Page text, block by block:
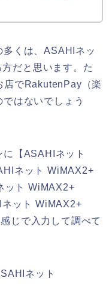
くは、ASAHIネッ
だと思います。た
店でRakutenPay（楽
はないでしょう
【ASAHIネット
ネット WiMAX2+
ト WiMAX2+
ット WiMAX2+
じで入力して調べて
ネット